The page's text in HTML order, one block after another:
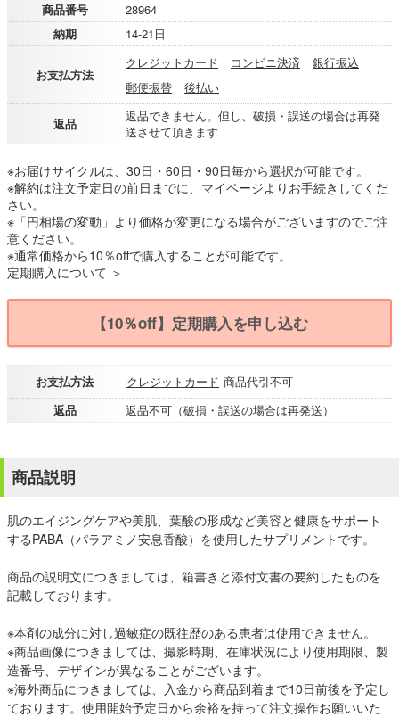
商品番号
28964
納期
14-21日
お支払方法
クレジットカード コンビニ決済
銀行振込
郵便振替
後払い
返品
返品できません。但し、破損・誤送の場合は再発
送させて頂きます
※お届けサイクルは、30日・60日・90日毎から選択が可能です。
※解約は注文予定日の前日までに、マイページよりお手続きしてくだ
さい。
※「円相場の変動」より価格が変更になる場合がございますのでご注
意ください。
※通常価格から10％offで購入することが可能です。
定期購入について ＞
【10％off】定期購入を申し込む
お支払方法 クレジットカード 商品代引不可
返品
返品不可（破損・誤送の場合は再発送）
商品説明
肌のエイジングケアや美肌、葉酸の形成など美容と健康をサポート
するPABA（パラアミノ安息香酸）を使用したサプリメントです。
商品の説明文につきましては、箱書きと添付文書の要約したものを
記載しております。
※本剤の成分に対し過敏症の既往歴のある患者は使用できません。
※商品画像につきましては、撮影時期、在庫状況により使用期限、製
造番号、デザインが異なることがございます。
※海外商品につきましては、入金から商品到着まで10日前後を予定し
ております。使用開始予定日から余裕を持って注文操作お願いいた